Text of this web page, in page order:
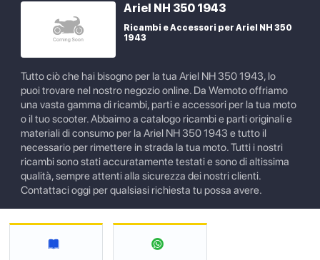
Ariel NH 350 1943
Ricambi e Accessori per Ariel NH 350
1943
Tutto ciò che hai bisogno per la tua Ariel NH 350 1943, lo
puoi trovare nel nostro negozio online. Da Wemoto offriamo
una vasta gamma di ricambi, parti e accessori per la tua moto
o il tuo scooter. Abbaimo a catalogo ricambi e parti originali e
materiali di consumo per la Ariel NH 350 1943 e tutto il
necessario per rimettere in strada la tua moto. Tutti i nostri
ricambi sono stati accuratamente testati e sono di altissima
qualità, sempre attenti alla sicurezza dei nostri clienti.
Contattaci oggi per qualsiasi richiesta tu possa avere.